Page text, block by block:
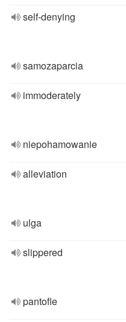
self-denying
samozaparcia
immoderately
niepohamowanie
alleviation
ulga
slippered
pantofle